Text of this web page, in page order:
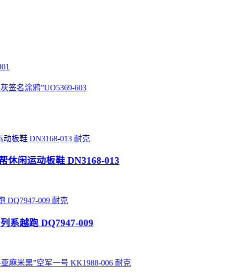
签名涂鸦”UO5369-603
耐克
休闲运动板鞋 DN3168-013
耐克
系越跑 DQ7947-009
耐克